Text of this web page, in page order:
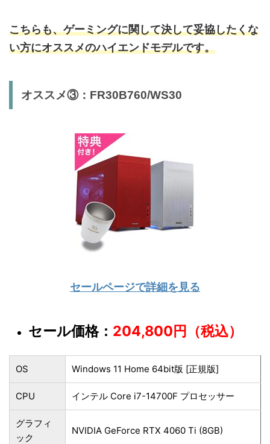
こちらも、ゲーミングに関して決して妥協したくな
い方にオススメのハイエンドモデルです。
オススメ③：FR30B760/WS30
セールページで詳細を見る
セール価格： 204,800円（税込）
OS Windows 11 Home 64bit版 [正規版]
CPU インテル Core i7-14700F プロセッサー
グラフィ
ック
NVIDIA GeForce RTX 4060 Ti (8GB)